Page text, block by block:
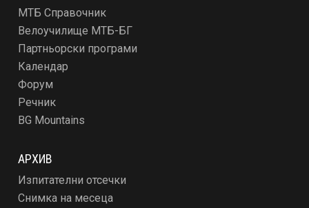
МТБ Справочник
Велоучилище МТБ-БГ
Партньорски програми
Календар
Форум
Речник
BG Mountains
АРХИВ
Изпитателни отсечки
Снимка на месеца